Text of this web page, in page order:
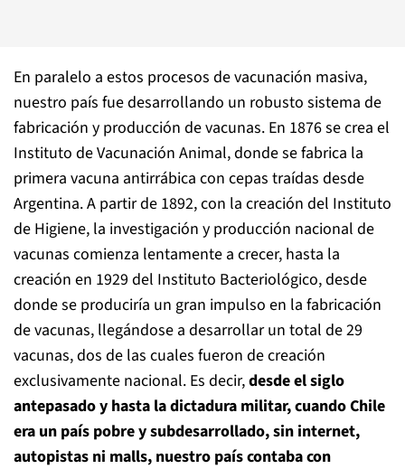
En paralelo a estos procesos de vacunación masiva,
nuestro país fue desarrollando un robusto sistema de
fabricación y producción de vacunas. En 1876 se crea el
Instituto de Vacunación Animal, donde se fabrica la
primera vacuna antirrábica con cepas traídas desde
Argentina. A partir de 1892, con la creación del Instituto
de Higiene, la investigación y producción nacional de
vacunas comienza lentamente a crecer, hasta la
creación en 1929 del Instituto Bacteriológico, desde
donde se produciría un gran impulso en la fabricación
de vacunas, llegándose a desarrollar un total de 29
vacunas, dos de las cuales fueron de creación
exclusivamente nacional. Es decir,desde el siglo
antepasado y hasta la dictadura militar, cuando Chile
era un país pobre y subdesarrollado,sin internet,
autopistas ni malls, nuestro país contaba con